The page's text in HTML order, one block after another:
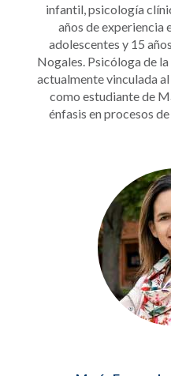
infantil, psicología
años de experiencia
adolescentes y 15
Nogales. Psicóloga de
actualmente vinculada
como estudiante de
énfasis en procesos